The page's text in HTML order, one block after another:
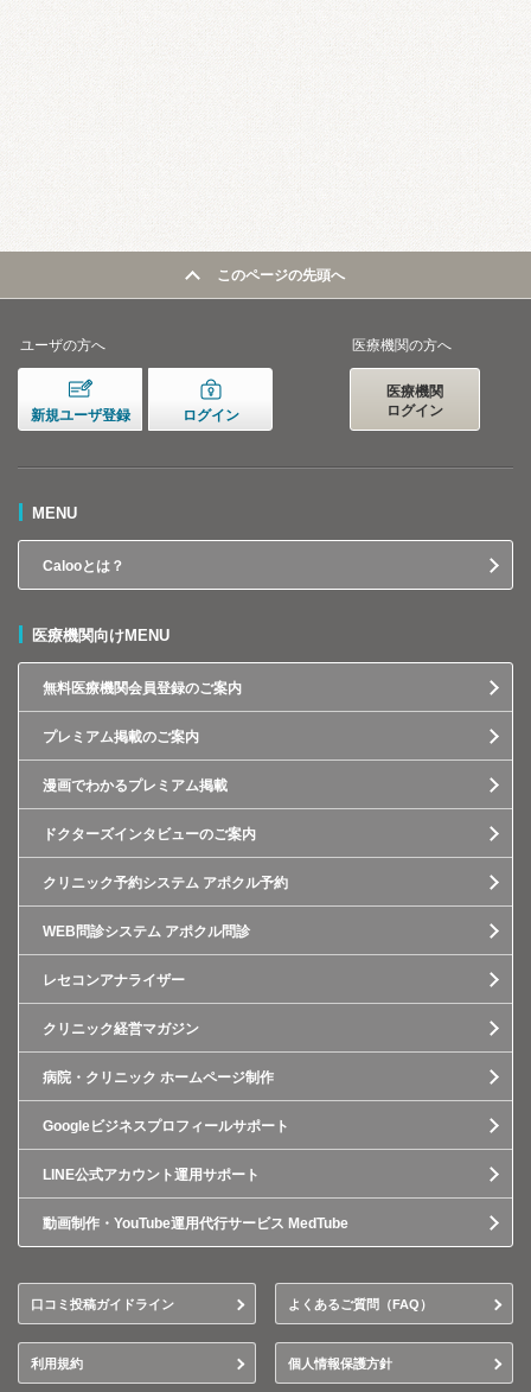
このページの先頭へ
ユーザの方へ
新規ユーザ登録 ログイン
医療機関の方へ
医療機関
ログイン
MENU
Calooとは？
医療機関向けMENU
無料医療機関会員登録のご案内
プレミアム掲載のご案内
漫画でわかるプレミアム掲載
ドクターズインタビューのご案内
クリニック予約システム アポクル予約
WEB問診システム アポクル問診
レセコンアナライザー
クリニック経営マガジン
病院・クリニック ホームページ制作
Googleビジネスプロフィールサポート
LINE公式アカウント運用サポート
動画制作・YouTube運用代行サービス MedTube
口コミ投稿ガイドライン よくあるご質問（FAQ）
利用規約 個人情報保護方針